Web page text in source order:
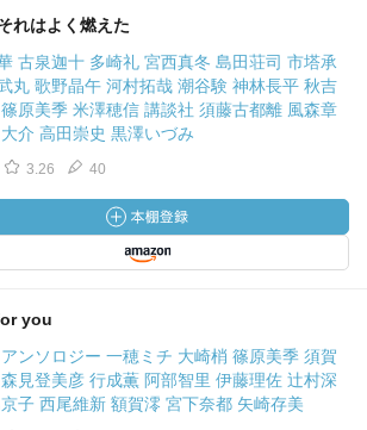
れはよく燃えた
古泉迦十 多崎礼 宮西真冬 島田荘司 市塔承
丸 歌野晶午 河村拓哉 潮谷験 神林長平 秋吉
原美季 米澤穂信 講談社 須藤古都離 風森章
介 高田崇史 黒澤いづみ
3.26 40
you
ンソロジー 一穂ミチ 大崎梢 篠原美季 須賀
森見登美彦 行成薫 阿部智里 伊藤理佐 辻村深
京子 西尾維新 額賀澪 宮下奈都 矢崎存美